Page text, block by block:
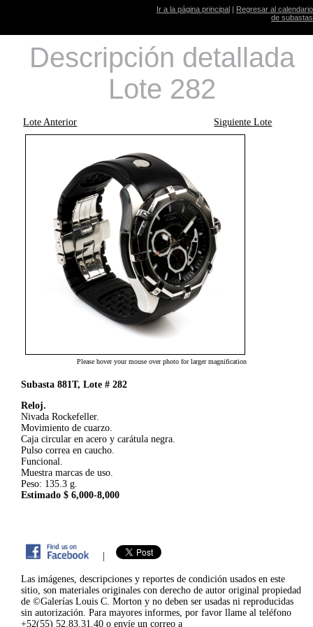
Ir a la página principal | Regresar al calendario
de subastas
Descripción detallada
Lote 282
Lote Anterior Siguiente Lote
Please hover your mouse over photo for larger magnification
Subasta 881T, Lote # 282
Reloj.
Nivada Rockefeller.
Movimiento de cuarzo.
Caja circular en acero y carátula negra.
Pulso correa en caucho.
Funcional.
Muestra marcas de uso.
Peso: 135.3 g.
Estimado $ 6,000-8,000
|
Las imágenes, descripciones y reportes de condición usados en este
sitio, son materiales originales con derecho de autor original propiedad
de ©Galerías Louis C. Morton y no deben ser usadas ni reproducidas
sin autorización. Para mayores informes, por favor llame al teléfono
+52(55) 52.83.31.40 o envíe un correo a